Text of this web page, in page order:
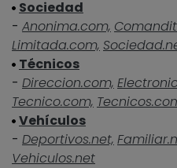
Sociedad
- Anonima.com,
Limitada.com,
Técnicos
- Direccion.com,
Tecnico.com,
Vehículos
- Deportivos.net,
Vehiculos.net